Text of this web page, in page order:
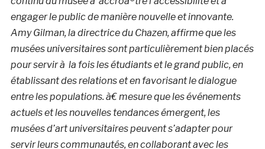
engager le public de manière nouvelle et innovante.
Amy Gilman, la directrice du Chazen, affirme que les
musées universitaires sont particulièrement bien placés
pour servir à la fois les étudiants et le grand public, en
établissant des relations et en favorisant le dialogue
entre les populations. à€ mesure que les événements
actuels et les nouvelles tendances émergent, les
musées d’art universitaires peuvent s’adapter pour
servir leurs communautés, en collaborant avec les